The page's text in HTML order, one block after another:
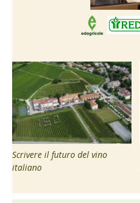
Scrivere il futuro del vino
italiano